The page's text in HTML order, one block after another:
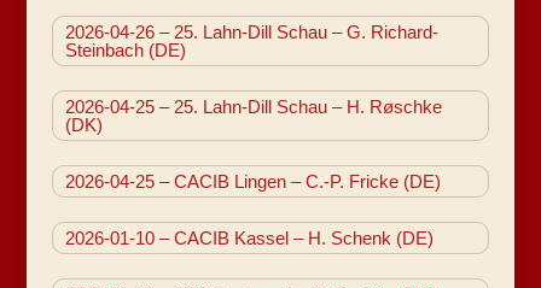
2026-04-26 – 25. Lahn-Dill Schau – G. Richard-
Steinbach (DE)
2026-04-25 – 25. Lahn-Dill Schau – H. Røschke
(DK)
2026-04-25 – CACIB Lingen – C.-P. Fricke (DE)
2026-01-10 – CACIB Kassel – H. Schenk (DE)